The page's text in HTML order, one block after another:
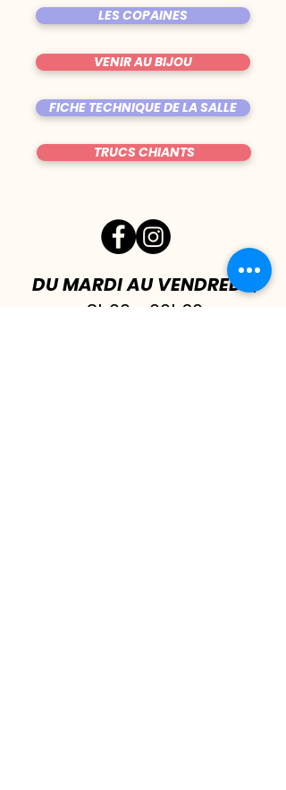
LES COPAINES
VENIR AU BIJOU
FICHE TECHNIQUE DE LA SALLE
TRUCS CHIANTS
DU MARDI AU VENDREDI |
8h00 - 00h30